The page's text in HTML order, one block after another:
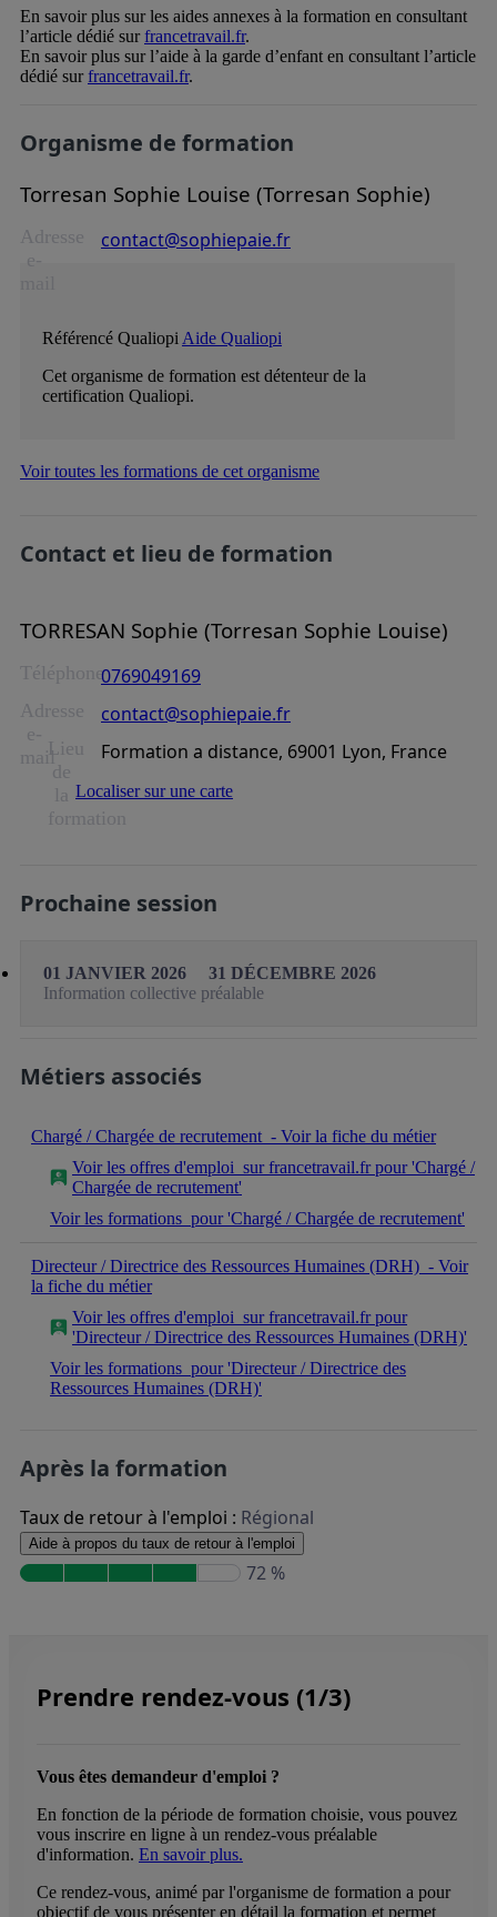
En savoir plus sur les aides annexes à la formation en consultant
l’article dédié surfrancetravail.fr.
En savoir plus sur l’aide à la garde d’enfant en consultant l’article
dédié surfrancetravail.fr.
Organisme de formation
Torresan Sophie Louise (Torresan Sophie)
Adresse
e-
contact@sophiepaie.fr
Référencé Qualiopi Aide Qualiopi
Cet organisme de formation est détenteur de la
certification Qualiopi.
Voir toutes les formations de cet organisme
Contact et lieu de formation
TORRESAN Sophie (Torresan Sophie Louise)
Téléphone0769049169
Adresse
e-
mail
contact@sophiepaie.fr
Lieu
de
la
formation
Formation a distance, 69001 Lyon, France
Localiser sur une carte
Prochaine session
01 JANVIER 2026
31 DÉCEMBRE 2026
Information collective préalable
Métiers associés
Chargé / Chargée de recrutement - Voir la fiche du métier
Voir les offres d'emploi sur francetravail.fr pour 'Chargé /
Chargée de recrutement'
Voir les formations pour 'Chargé / Chargée de recrutement'
Directeur / Directrice des Ressources Humaines (DRH) - Voir
la fiche du métier
Voir les offres d'emploi sur francetravail.fr pour
'Directeur / Directrice des Ressources Humaines (DRH)'
Voir les formations pour 'Directeur / Directrice des
Ressources Humaines (DRH)'
Après la formation
Taux de retour à l'emploi : Régional
Aide à propos du taux de retour à l'emploi
72 %
Prendre rendez-vous (1/3)
Vous êtes demandeur d'emploi ?
En fonction de la période de formation choisie, vous pouvez
vous inscrire en ligne à un rendez-vous préalable
d'information. En savoir plus.
Ce rendez-vous, animé par l'organisme de formation a pour
objectif de vous présenter en détail la formation et permet